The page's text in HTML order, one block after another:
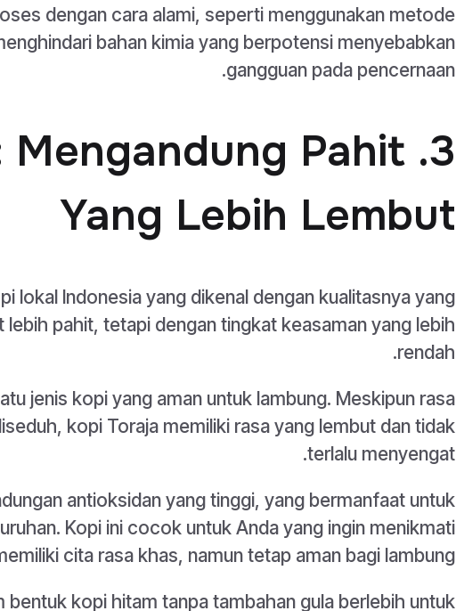
dengan cara alami, seperti menggunakan metode
bahan kimia yang berpotensi menyebabkan
gangguan pada pencernaan.
Mengandung Pahit
Yang Lebih Lembut
lokal Indonesia yang dikenal dengan kualitasnya yang
pahit, tetapi dengan tingkat keasaman yang lebih
rendah.
jenis kopi yang aman untuk lambung. Meskipun rasa
kopi Toraja memiliki rasa yang lembut dan tidak
terlalu menyengat.
antioksidan yang tinggi, yang bermanfaat untuk
Kopi ini cocok untuk Anda yang ingin menikmati
cita rasa khas, namun tetap aman bagi lambung.
bentuk kopi hitam tanpa tambahan gula berlebih untuk